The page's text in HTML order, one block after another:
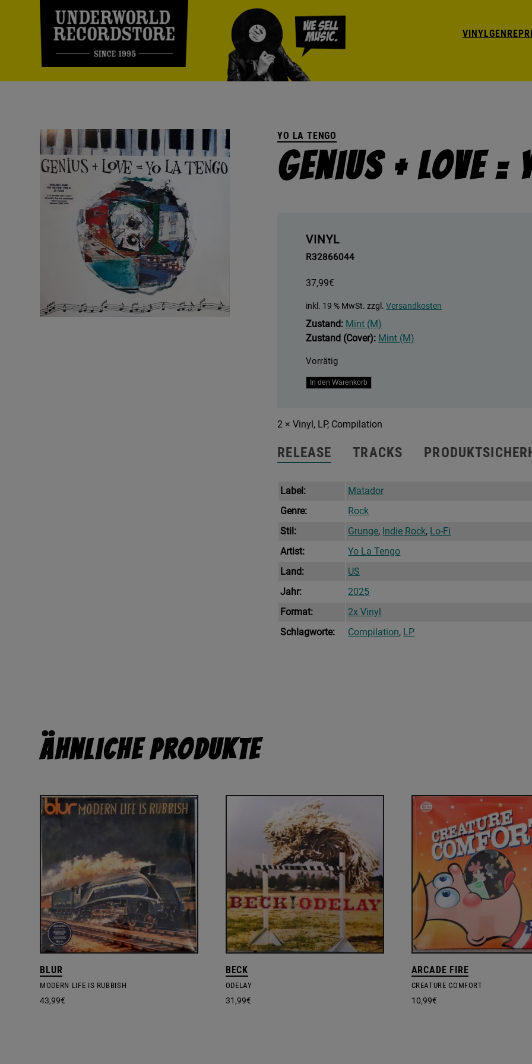
VINYLGENRE
YO LA TENGO
Genius + Love =
VINYL
R32866044
37,99€
inkl. 19 % MwSt. zzgl.Versandkosten
Zustand: Mint (M)
Zustand (Cover): Mint (M)
Vorrätig
Genius
=
La
In den Warenkorb
2 × Vinyl, LP, Compilation
RELEASE TRACKS
Label:
Matador
Genre:
Rock
Stil:
Grunge, Indie Rock, Lo-Fi
Artist:
Yo La Tengo
Land:
US
Jahr:
2025
Format:
2x Vinyl
Schlagworte:
Compilation, LP
Ähnliche Produkte
BLUR
MODERN LIFE IS RUBBISH
43,99€
BECK
ODELAY
31,99€
ARCADE FIRE
CREATURE COMFORT
10,99€